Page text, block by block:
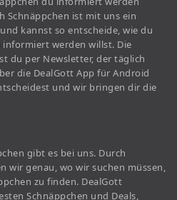
Schnäppchen ist mit uns ein
kannst so entscheide, wie du
informiert werden willst. Die
du per Newsletter, der täglich
die DealGott App für Android
und wir bringen dir die
gibt es bei uns. Durch
wir genau, wo wir suchen müssen,
zu finden. DealGott
Schnäppchen und Deals,